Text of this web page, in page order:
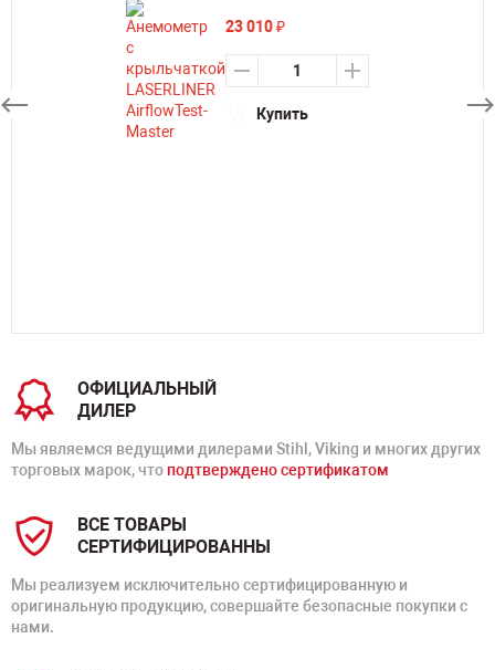
23 010₽
Купить
ОФИЦИАЛЬНЫЙ
ДИЛЕР
Мы являемся ведущими дилерами Stihl, Viking и многих других
торговых марок, что подтверждено сертификатом
ВСЕ ТОВАРЫ
СЕРТИФИЦИРОВАННЫ
Мы реализуем исключительно сертифицированную и
оригинальную продукцию, совершайте безопасные покупки с
нами.